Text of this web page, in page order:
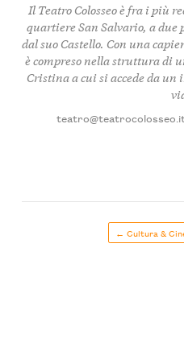
Il Teatro Colosseo è fra i più
quartiere San Salvario, a due
dal suo Castello. Con una
è compreso nella struttura di
Cristina a cui si accede da un
← Cultura &